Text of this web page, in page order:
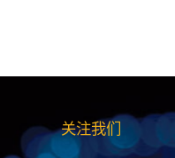
关注我们